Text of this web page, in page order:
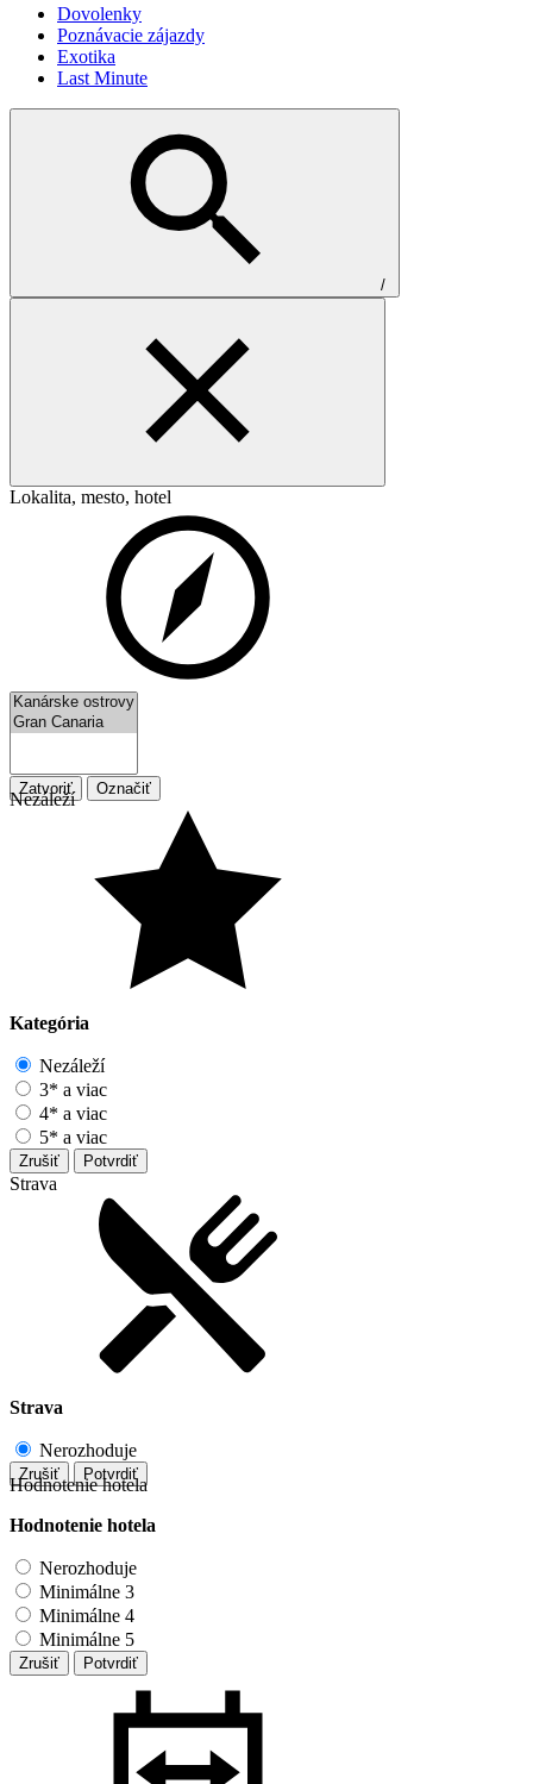
Dovolenky
Poznávacie zájazdy
Exotika
Last Minute
/
Lokalita, mesto, hotel
Zatvoriť Označiť
Nezáleží
Kategória
Nezáleží
3* a viac
4* a viac
5* a viac
Zrušiť Potvrdiť
Strava
Strava
Nerozhoduje
Zrušiť Potvrdiť
Hodnotenie hotela
Hodnotenie hotela
Nerozhoduje
Minimálne 3
Minimálne 4
Minimálne 5
Zrušiť Potvrdiť